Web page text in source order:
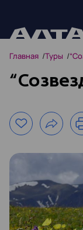
Главная Туры